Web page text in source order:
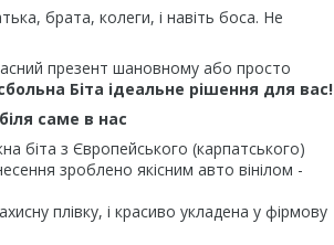
брата, колеги, і навіть боса. Не
презент шановному або просто
Біта ідеальне рішення для вас!
саме в нас
біта з Європейського (карпатського)
зроблено якісним авто вінілом -
плівку, і красиво укладена у фірмову